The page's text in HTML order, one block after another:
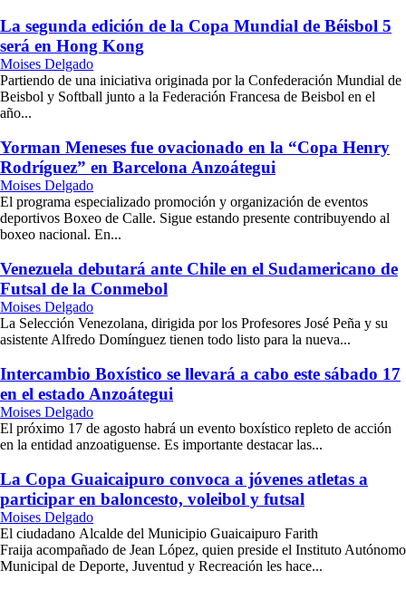
La segunda edición de la Copa Mundial de Béisbol 5
será en Hong Kong
Moises Delgado
Partiendo de una iniciativa originada por la Confederación Mundial de
Beisbol y Softball junto a la Federación Francesa de Beisbol en el
año...
Yorman Meneses fue ovacionado en la “Copa Henry
Rodríguez” en Barcelona Anzoátegui
Moises Delgado
El programa especializado promoción y organización de eventos
deportivos Boxeo de Calle. Sigue estando presente contribuyendo al
boxeo nacional. En...
Venezuela debutará ante Chile en el Sudamericano de
Futsal de la Conmebol
Moises Delgado
La Selección Venezolana, dirigida por los Profesores José Peña y su
asistente Alfredo Domínguez tienen todo listo para la nueva...
Intercambio Boxístico se llevará a cabo este sábado 17
en el estado Anzoátegui
Moises Delgado
El próximo 17 de agosto habrá un evento boxístico repleto de acción
en la entidad anzoatiguense. Es importante destacar las...
La Copa Guaicaipuro convoca a jóvenes atletas a
participar en baloncesto, voleibol y futsal
Moises Delgado
El ciudadano Alcalde del Municipio Guaicaipuro Farith
Fraija acompañado de Jean López, quien preside el Instituto Autónomo
Municipal de Deporte, Juventud y Recreación les hace...